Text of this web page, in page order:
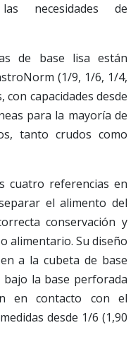
necesidades de
de base lisa están
(1/9, 1/6, 1/4,
capacidades desde
para la mayoría de
tanto crudos como
cuatro referencias en
el alimento del
conservación y
alimentario. Su diseño
a la cubeta de base
la base perforada
en contacto con el
desde 1/6 (1,90